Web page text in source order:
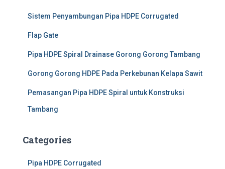
Sistem Penyambungan Pipa HDPE Corrugated
Flap Gate
Pipa HDPE Spiral Drainase Gorong Gorong Tambang
Gorong Gorong HDPE Pada Perkebunan Kelapa Sawit
Pemasangan Pipa HDPE Spiral untuk Konstruksi
Tambang
Categories
Pipa HDPE Corrugated